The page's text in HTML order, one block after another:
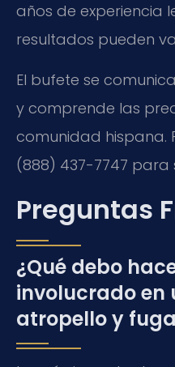
años de experiencia
resultados pueden
El bufete se
y comprende las
comunidad hispana.
(888) 437-7747 para
Preguntas
¿Qué debo
involucrado en
atropello y